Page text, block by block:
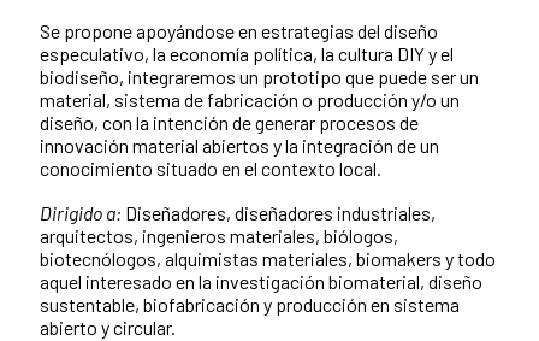
Se propone apoyándose en estrategias del diseño
especulativo, la economía política, la cultura DIY y el
biodiseño, integraremos un prototipo que puede ser un
material, sistema de fabricación o producción y/o un
diseño, con la intención de generar procesos de
innovación material abiertos y la integración de un
conocimiento situado en el contexto local.
Dirigido a: Diseñadores, diseñadores industriales,
arquitectos, ingenieros materiales, biólogos,
biotecnólogos, alquimistas materiales, biomakers y todo
aquel interesado en la investigación biomaterial, diseño
sustentable, biofabricación y producción en sistema
abierto y circular.